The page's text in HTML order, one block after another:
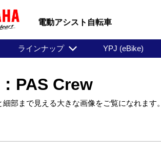
電動アシスト自転車
ラインナップ YPJ (eBike)
PAS Crew
部まで見える大きな画像をご覧になれます。